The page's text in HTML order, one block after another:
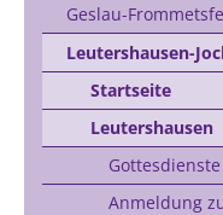
Geslau-
Leutershausen-
Startseite
Leutershausen
Gottesdienste
Anmeldung